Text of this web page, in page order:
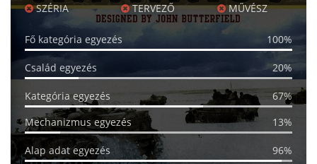
SZÉRIA TERVEZŐ MŰVÉSZ
Fő kategória egyezés 100%
Család egyezés 20%
Kategória egyezés
67%
Mechanizmus egyezés
13%
Alap adat egyezés 96%